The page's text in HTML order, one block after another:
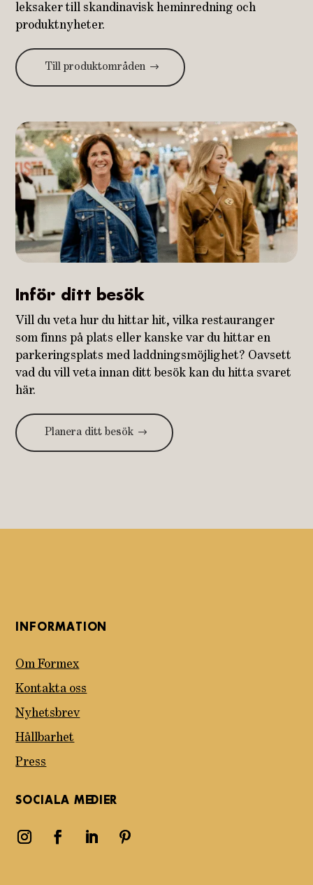
leksaker till skandinavisk heminredning och
produktnyheter.
Till produktområden
Inför ditt besök
Vill du veta hur du hittar hit, vilka restauranger
som finns på plats eller kanske var du hittar en
parkeringsplats med laddningsmöjlighet? Oavsett
vad du vill veta innan ditt besök kan du hitta svaret
här.
Planera ditt besök
INFORMATION
Om Formex
Kontakta oss
Nyhetsbrev
Hållbarhet
Press
SOCIALA MEDIER